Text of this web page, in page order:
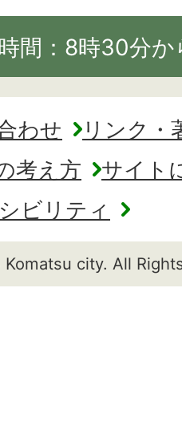
間：8時30分
わせ
リンク・
考え方
サイト
ビリティ
city. All